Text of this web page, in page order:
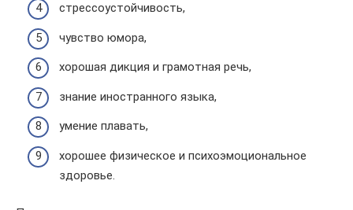
стрессоустойчивость,
чувство юмора,
хорошая дикция и грамотная речь,
знание иностранного языка,
умение плавать,
хорошее физическое и психоэмоциональное
здоровье.